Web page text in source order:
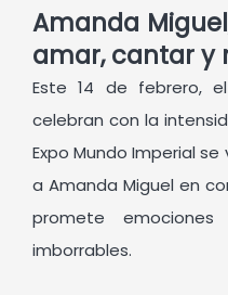
Amanda
amar, cantar y
Este 14 de febrero,
celebran con la
Expo Mundo Imperial
a Amanda Miguel en
promete
imborrables.